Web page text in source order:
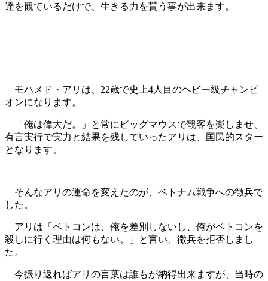
達を観ているだけで、生きる力を貰う事が出来ます。
モハメド・アリは、22歳で史上4人目のヘビー級チャンピ
オンになります。
「俺は偉大だ。」と常にビッグマウスで観客を楽しませ、
有言実行で実力と結果を残していったアリは、国民的スター
となります。
そんなアリの運命を変えたのが、ベトナム戦争への徴兵で
した。
アリは「ベトコンは、俺を差別しないし、俺がベトコンを
殺しに行く理由は何もない。」と言い、徴兵を拒否しまし
た。
今振り返ればアリの言葉は誰もが納得出来ますが、当時の